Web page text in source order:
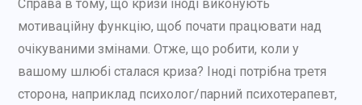
Справа в тому, що кризи іноді виконують
мотиваційну функцію, щоб почати працювати над
очікуваними змінами. Отже, що робити, коли у
вашому шлюбі сталася криза? Іноді потрібна третя
сторона, наприклад психолог/парний психотерапевт,